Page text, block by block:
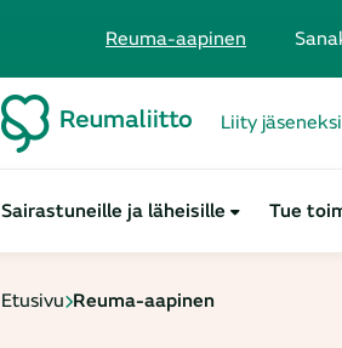
Reuma-aapinen
Liity jäseneksi
Sairastuneille ja läheisille Tue
Etusivu Reuma-aapinen